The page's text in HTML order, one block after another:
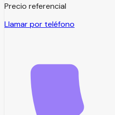
Precio referencial
Llamar por teléfono